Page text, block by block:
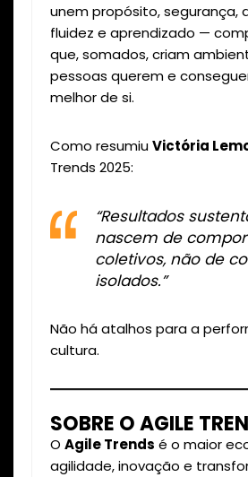
unem propósito, segurança,
fluidez e aprendizado —
que, somados, criam
pessoas querem e
melhor de si.
Como resumiuVictória
Trends 2025:
“Resultados
nascem de
coletivos, não de
isolados.”
Não há atalhos para a
cultura.
SOBRE O AGILE
O Agile Trends é o maior
agilidade, inovação e